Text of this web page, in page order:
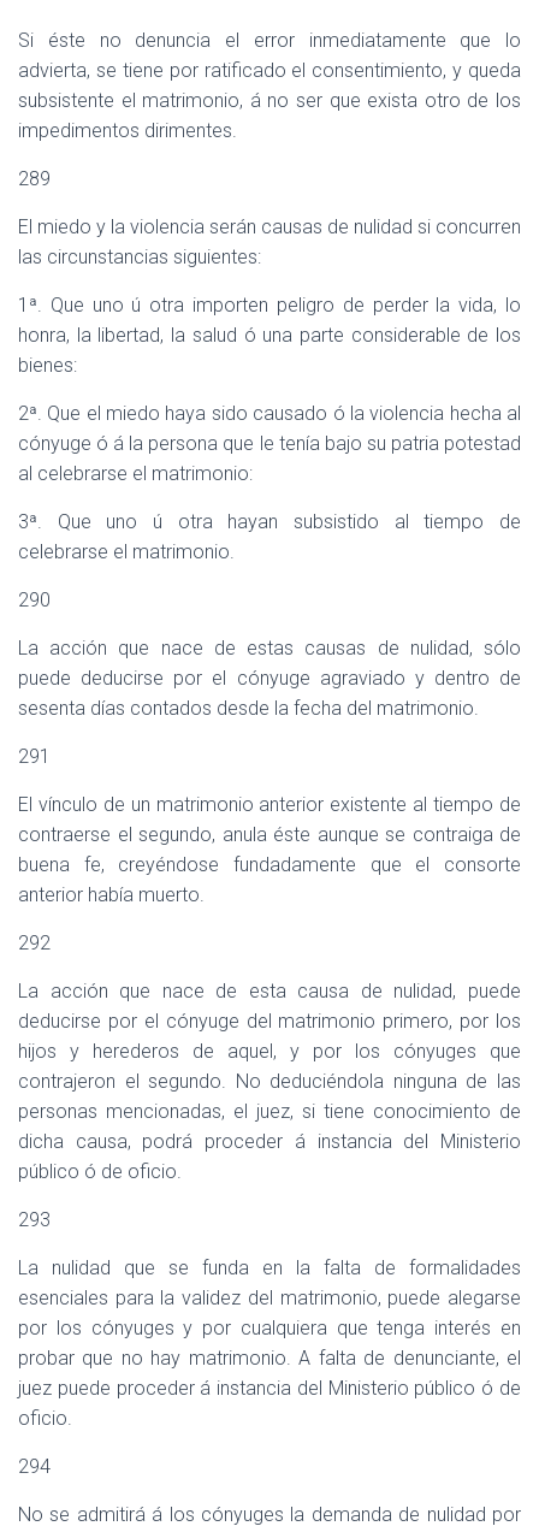
Si éste no denuncia el error inmediatamente que lo
advierta, se tiene por ratificado el consentimiento, y queda
subsistente el matrimonio, á no ser que exista otro de los
impedimentos dirimentes.
289
El miedo y la violencia serán causas de nulidad si concurren
las circunstancias siguientes:
1ª. Que uno ú otra importen peligro de perder la vida, lo
honra, la libertad, la salud ó una parte considerable de los
bienes:
2ª. Que el miedo haya sido causado ó la violencia hecha al
cónyuge ó á la persona que le tenía bajo su patria potestad
al celebrarse el matrimonio:
3ª. Que uno ú otra hayan subsistido al tiempo de
celebrarse el matrimonio.
290
La acción que nace de estas causas de nulidad, sólo
puede deducirse por el cónyuge agraviado y dentro de
sesenta días contados desde la fecha del matrimonio.
291
El vínculo de un matrimonio anterior existente al tiempo de
contraerse el segundo, anula éste aunque se contraiga de
buena fe, creyéndose fundadamente que el consorte
anterior había muerto.
292
La acción que nace de esta causa de nulidad, puede
deducirse por el cónyuge del matrimonio primero, por los
hijos y herederos de aquel, y por los cónyuges que
contrajeron el segundo. No deduciéndola ninguna de las
personas mencionadas, el juez, si tiene conocimiento de
dicha causa, podrá proceder á instancia del Ministerio
público ó de oficio.
293
La nulidad que se funda en la falta de formalidades
esenciales para la validez del matrimonio, puede alegarse
por los cónyuges y por cualquiera que tenga interés en
probar que no hay matrimonio. A falta de denunciante, el
juez puede proceder á instancia del Ministerio público ó de
oficio.
294
No se admitirá á los cónyuges la demanda de nulidad por